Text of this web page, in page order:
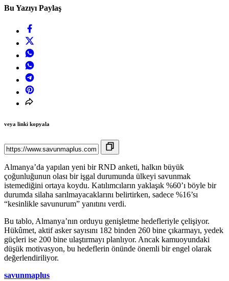
Bu Yazıyı Paylaş
veya linki kopyala
Almanya’da yapılan yeni bir RND anketi, halkın büyük
çoğunluğunun olası bir işgal durumunda ülkeyi savunmak
istemediğini ortaya koydu. Katılımcıların yaklaşık %60’ı böyle bir
durumda silaha sarılmayacaklarını belirtirken, sadece %16’sı
“kesinlikle savunurum” yanıtını verdi.
Bu tablo, Almanya’nın orduyu genişletme hedefleriyle çelişiyor.
Hükûmet, aktif asker sayısını 182 binden 260 bine çıkarmayı, yedek
güçleri ise 200 bine ulaştırmayı planlıyor. Ancak kamuoyundaki
düşük motivasyon, bu hedeflerin önünde önemli bir engel olarak
değerlendiriliyor.
savunmaplus